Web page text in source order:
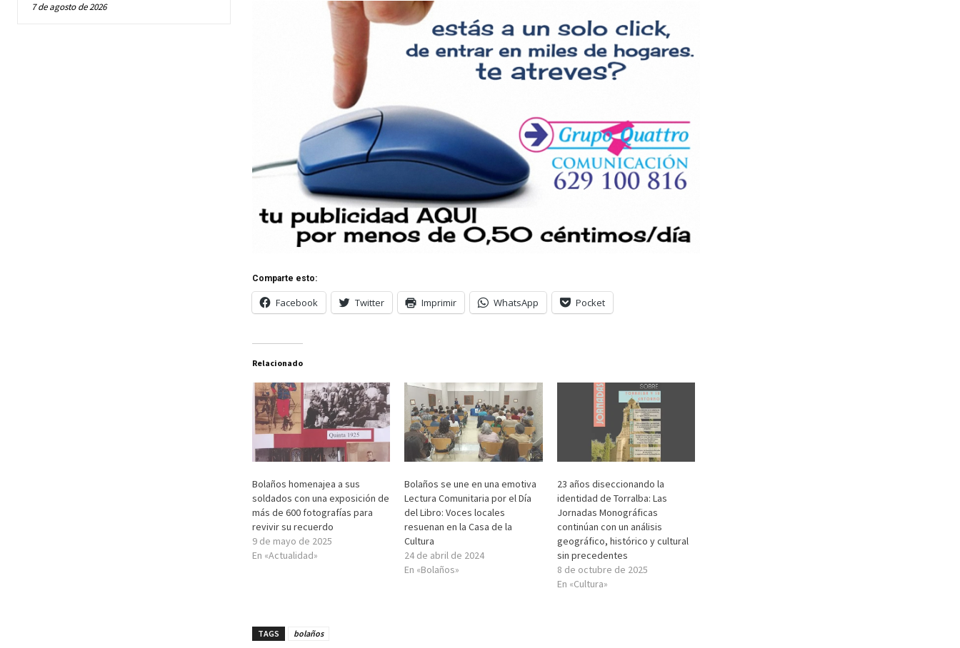
7 de agosto de 2026
Comparte esto:
Facebook Twitter Imprimir WhatsApp Pocket
Relacionado
Bolaños homenajea a sus
soldados con una exposición de
más de 600 fotografías para
revivir su recuerdo
9 de mayo de 2025
En «Actualidad»
Bolaños se une en una emotiva
Lectura Comunitaria por el Día
del Libro: Voces locales
resuenan en la Casa de la
Cultura
24 de abril de 2024
En «Bolaños»
23 años diseccionando la
identidad de Torralba: Las
Jornadas Monográficas
continúan con un análisis
geográfico, histórico y cultural
sin precedentes
8 de octubre de 2025
En «Cultura»
TAGS bolaños